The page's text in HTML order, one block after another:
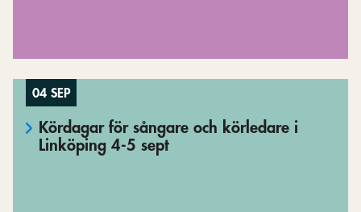
04 SEP
Kördagar för sångare och körledare i
Linköping 4-5 sept